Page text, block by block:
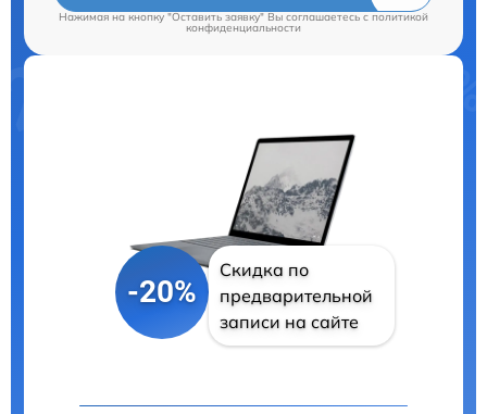
Нажимая на кнопку "Оставить заявку" Вы соглашаетесь cполитикой
конфиденциальности
-20%
Скидка по
предварительной
записи на сайте